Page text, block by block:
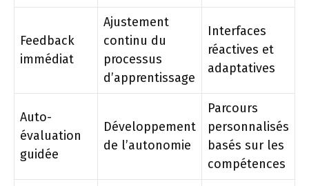
Feedback
immédiat
Ajustement
continu du
processus
d’apprentissage
Interfaces
réactives et
adaptatives
Auto-
évaluation
guidée
Développement
de l’autonomie
Parcours
personnalisés
basés sur les
compétences